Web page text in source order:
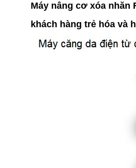
Máy nâng cơ xóa nhăn
khách hàng trẻ hóa và